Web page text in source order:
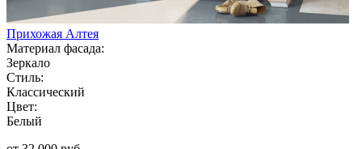
Прихожая Алтея
Материал фасада:
Зеркало
Стиль:
Классический
Цвет:
Белый